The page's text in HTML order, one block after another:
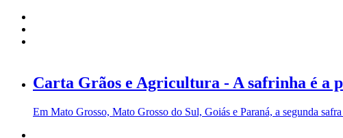
Carta Grãos e Agricultura - A safrinha é a
Em Mato Grosso, Mato Grosso do Sul, Goiás e Paraná, a segunda